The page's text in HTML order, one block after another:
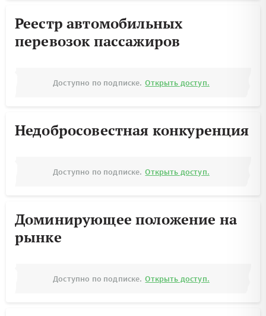
Реестр автомобильных
перевозок пассажиров
Доступно по подписке. Открыть доступ.
Недобросовестная конкуренция
Доступно по подписке. Открыть доступ.
Доминирующее положение на
рынке
Доступно по подписке. Открыть доступ.